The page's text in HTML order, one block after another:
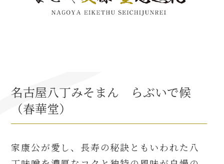
信長関連 史跡 一覧
徳川家康と名古屋の関係
家康関連 史跡 一覧
名古屋八丁みそまん らぶいで候
（春華堂）
家康公が愛し、長寿の秘訣ともいわれた八